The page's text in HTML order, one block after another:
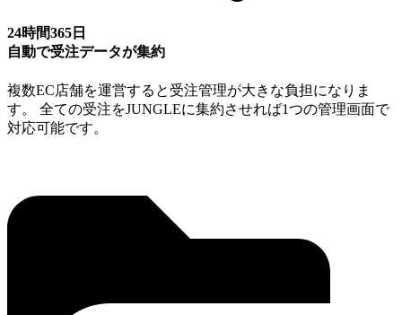
24時間365日
自動で受注データが集約
複数EC店舗を運営すると受注管理が大きな負担になりま
す。 全ての受注をJUNGLEに集約させれば1つの管理画面で
対応可能です。